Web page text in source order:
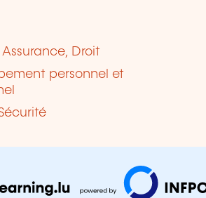
Droit
personnel et